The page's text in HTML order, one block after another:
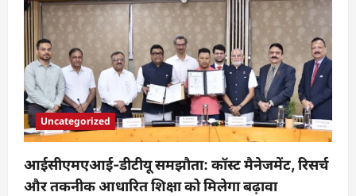
Uncategorized
आईसीएमएआई-डीटीयू समझौता: कॉस्ट मैनेजमेंट, रिसर्च
और तकनीक आधारित शिक्षा को मिलेगा बढ़ावा